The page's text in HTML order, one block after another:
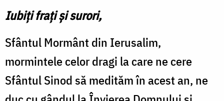
Iubiți frați și surori,
Sfântul Mormânt din Ierusalim,
mormintele celor dragi la care ne cere
Sfântul Sinod să medităm în acest an, ne